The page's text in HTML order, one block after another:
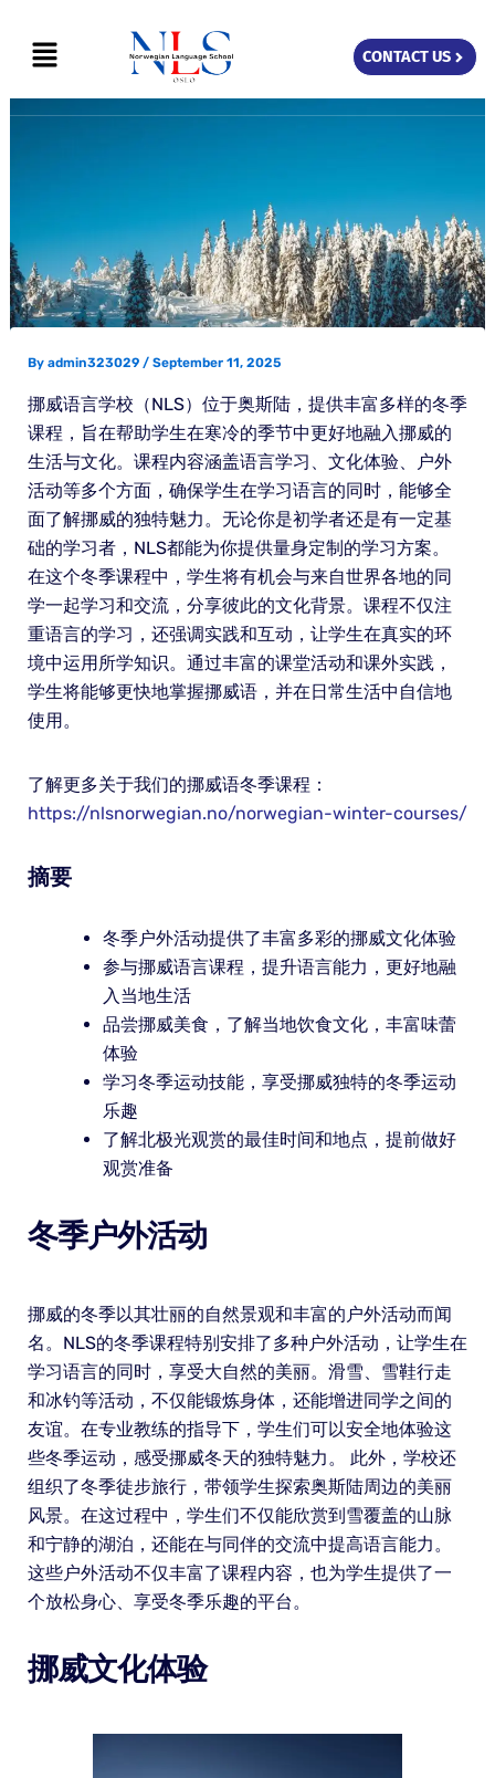
content
Menu CONTACT US
By admin323029 / September 11, 2025
挪威语言学校（NLS）位于奥斯陆，提供丰富多样的冬季
课程，旨在帮助学生在寒冷的季节中更好地融入挪威的
生活与文化。课程内容涵盖语言学习、文化体验、户外
活动等多个方面，确保学生在学习语言的同时，能够全
面了解挪威的独特魅力。无论你是初学者还是有一定基
础的学习者，NLS都能为你提供量身定制的学习方案。
在这个冬季课程中，学生将有机会与来自世界各地的同
学一起学习和交流，分享彼此的文化背景。课程不仅注
重语言的学习，还强调实践和互动，让学生在真实的环
境中运用所学知识。通过丰富的课堂活动和课外实践，
学生将能够更快地掌握挪威语，并在日常生活中自信地
使用。
了解更多关于我们的挪威语冬季课程：
https://nlsnorwegian.no/norwegian-winter-courses/
摘要
冬季户外活动提供了丰富多彩的挪威文化体验
参与挪威语言课程，提升语言能力，更好地融
入当地生活
品尝挪威美食，了解当地饮食文化，丰富味蕾
体验
学习冬季运动技能，享受挪威独特的冬季运动
乐趣
了解北极光观赏的最佳时间和地点，提前做好
观赏准备
冬季户外活动
挪威的冬季以其壮丽的自然景观和丰富的户外活动而闻
名。NLS的冬季课程特别安排了多种户外活动，让学生在
学习语言的同时，享受大自然的美丽。滑雪、雪鞋行走
和冰钓等活动，不仅能锻炼身体，还能增进同学之间的
友谊。在专业教练的指导下，学生们可以安全地体验这
些冬季运动，感受挪威冬天的独特魅力。 此外，学校还
组织了冬季徒步旅行，带领学生探索奥斯陆周边的美丽
风景。在这过程中，学生们不仅能欣赏到雪覆盖的山脉
和宁静的湖泊，还能在与同伴的交流中提高语言能力。
这些户外活动不仅丰富了课程内容，也为学生提供了一
个放松身心、享受冬季乐趣的平台。
挪威文化体验